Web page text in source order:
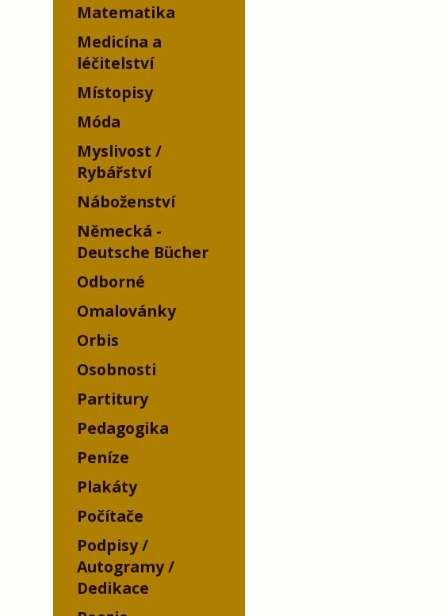
Matematika
Medicína a
léčitelství
Místopisy
Móda
Myslivost /
Rybářství
Náboženství
Německá -
Deutsche Bücher
Odborné
Omalovánky
Orbis
Osobnosti
Partitury
Pedagogika
Peníze
Plakáty
Počítače
Podpisy /
Autogramy /
Dedikace